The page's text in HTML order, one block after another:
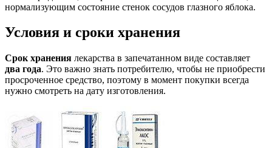
нормализующим состояние стенок сосудов глазного яблока.
Условия и сроки хранения
Срок хранения лекарства в запечатанном виде составляет
два года. Это важно знать потребителю, чтобы не приобрести
просроченное средство, поэтому в момент покупки всегда
нужно смотреть на дату изготовления.